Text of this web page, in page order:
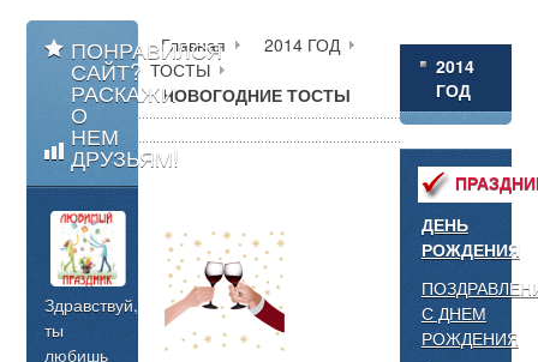
Главная
2014 ГОД
ТОСТЫ
НОВОГОДНИЕ ТОСТЫ
ПОНРАВИЛСЯ
САЙТ?
РАСКАЖИ
О
НЕМ
ДРУЗЬЯМ!
Здравствуй,
ты
любишь
2014
ГОД
ДЕНЬ
РОЖДЕНИЯ
С ДНЕМ
РОЖДЕНИЯ